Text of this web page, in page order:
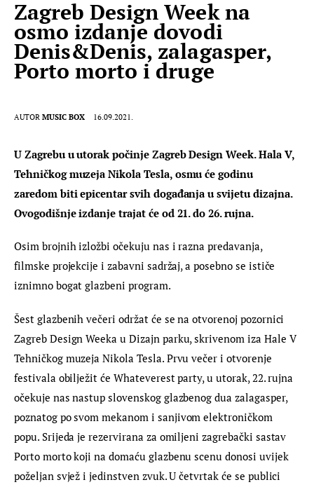
Zagreb Design Week na
osmo izdanje dovodi
Denis&Denis, zalagasper,
Porto morto i druge
AUTOR MUSIC BOX 16.09.2021.
U Zagrebu u utorak počinje Zagreb Design Week. Hala V,
Tehničkog muzeja Nikola Tesla, osmu će godinu
zaredom biti epicentar svih događanja u svijetu dizajna.
Ovogodišnje izdanje trajat će od 21. do 26. rujna.
Osim brojnih izložbi očekuju nas i razna predavanja,
filmske projekcije i zabavni sadržaj, a posebno se ističe
iznimno bogat glazbeni program.
Šest glazbenih večeri održat će se na otvorenoj pozornici
Zagreb Design Weeka u Dizajn parku, skrivenom iza Hale V
Tehničkog muzeja Nikola Tesla. Prvu večer i otvorenje
festivala obilježit će Whateverest party, u utorak, 22. rujna
očekuje nas nastup slovenskog glazbenog dua zalagasper,
poznatog po svom mekanom i sanjivom elektroničkom
popu. Srijeda je rezervirana za omiljeni zagrebački sastav
Porto morto koji na domaću glazbenu scenu donosi uvijek
poželjan svjež i jedinstven zvuk. U četvrtak će se publici